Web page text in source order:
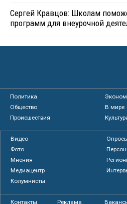
Сергей Кравцов: Школам
программ для внеурочной
Политика
Общество
В мире
Происшествия
Видео
Фото
Мнения
Медиацентр
Колумнисты
Контакты Реклама